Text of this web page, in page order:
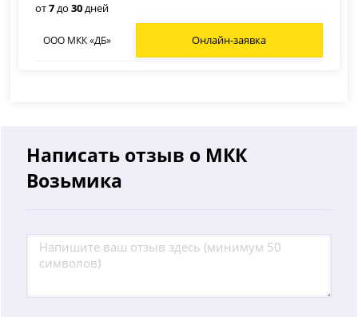
от7до30дней
ООО МКК «ДБ» Онлайн-заявка
Написать отзыв о МКК
Возьмика